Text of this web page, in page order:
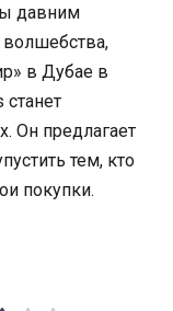
давним
в Дубае в
Он предлагает
тем, кто
покупки.